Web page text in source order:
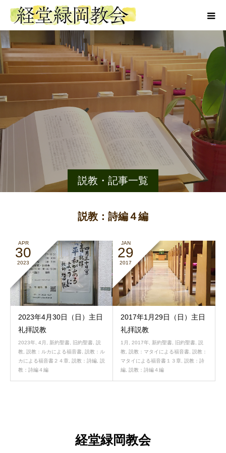
説教・記事一覧
説教：詩編４編
APR
30
2023
2023年4月30日（日）主日
礼拝説教
2023年, 4月 , 新約聖書, 旧約聖書, 説
教, 説教：ルカによる福音書, 説教：ル
カによる福音書２４章, 説教：詩編, 説
教：詩編４編
JAN
29
2017
2017年1月29日（日）主日
礼拝説教
1月 , 2017年, 新約聖書, 旧約聖書, 説
教, 説教：マタイによる福音書, 説教：
マタイによる福音書１３章, 説教：詩
編, 説教：詩編４編
経堂緑岡教会